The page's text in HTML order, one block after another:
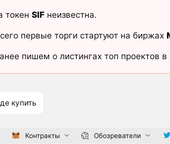
токен SIFнеизвестна.
первые торги стартуют на биржах
пишем о листингах топ проектов
купить
Контракты Обозреватели